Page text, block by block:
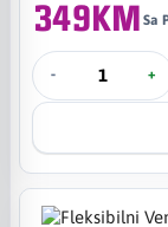
349KM Sa
- +